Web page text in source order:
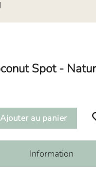
Spot -
Ajouter au panier
Information